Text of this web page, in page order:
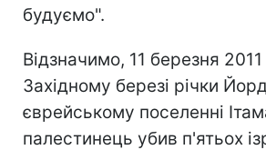
будуємо".
Відзначимо, 11 березня
Західному березі річки
єврейському поселенні
палестинець убив п'ятьох